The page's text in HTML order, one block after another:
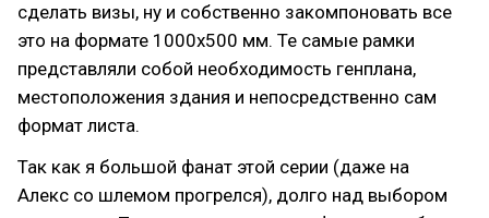
сделать визы, ну и собственно закомпоновать все
это на формате 1000x500 мм. Те самые рамки
представляли собой необходимость генплана,
местоположения здания и непосредственно сам
формат листа.
Так как я большой фанат этой серии (даже на
Алекс со шлемом прогрелся), долго над выбором